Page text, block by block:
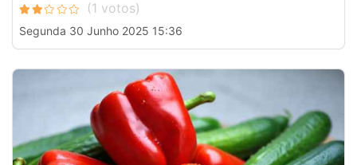
Segunda 30 Junho 2025 15:36